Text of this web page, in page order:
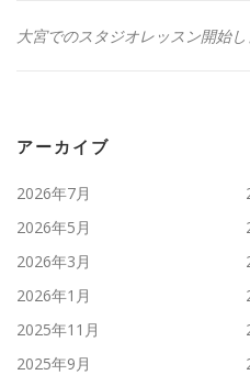
大宮でのスタジオレッスン開始し
アーカイブ
2026年7月
2026年5月
2026年3月
2026年1月
2025年11月
2025年9月